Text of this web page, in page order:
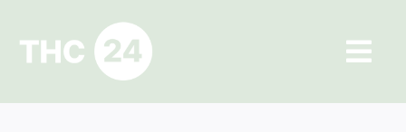
springen
Ratgeber